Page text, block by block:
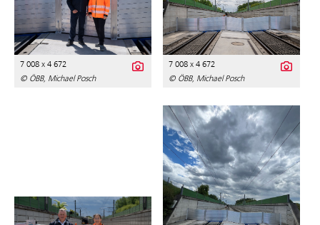
7 008 x 4 672
© ÖBB, Michael Posch
7 008 x 4 672
© ÖBB, Michael Posch